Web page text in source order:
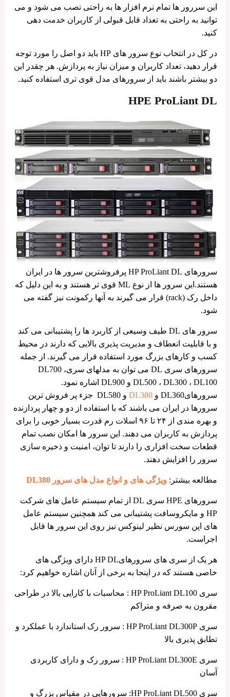
این سررور ها تمام نرم افزار ها به راحتی نصب می شود و می
توانید به راحتی به تعداد قابل قبولی از کاربران خدمت دهی
کنید.
در کل در انتخاب نوع سرور های HP باید دو اصل را مورد توجه
قرار دهید، تعداد کاربران و میزان نیاز به پردازش. هر چقدر این
دو بیشتر باشند باید از سرورهای مدل قوی تری استفاده کنید.
HPE ProLiant DL
سرورهای HP ProLiant DL پرفروشترین سرور ها در ایران
هستند.این سرور ها از نوع ML قوی تر هستند و به این دلیل که
داخل رک (rack) قرار می گیرند به آنها رکمونت نیز گفته می
شود.
سرور های DL طیف وسیعی از کاربرد ها را پشتیبانی می کند
و با قابلیت انعطاف و مدیریت پذیری بالایی که دارند در محیط
کسب و کارهای بزرگ مورد استفاده قرار می گیرند. از جمله
سرورهای سری DL می توان به مدلهای سریDL700 ،
DL500 ، DL300 ، DL100 و DL900 اشاره نمود.
سرورهایDL360 و
DL380
و DL580 جزء پر فروش ترین
سرورها در ایران می باشند که با استفاده از دو و چهار پردازنده
و بهره مندی از ۲۴ تا ۹۶ اسلات رم قدرت بسیار خوبی را برای
پردازش به کاربران می دهند. این سرور ها امکان نصب تمام
قطعات سخت افزاری را دارند تا توان، امنیت و ذخیره سازی
سرور را افزایش دهند.
مطالعه بیشتر: ویژگی های و انواع مدل های سرور DL380
سرورهای HPE سری DL از تمام سیستم عامل های شرکت
HP و مایکروسافت پشتیبانی می کند همچنین سیستم عامل
های اپن سورس نظیر لینوکس نیز روی این سرور ها قابل
اجراست.
هر یک از سری های سرورهایHP DL دارای ویژگی های
خاصی هستند که در اینجا به برخی از آنان اشاره خواهیم کرد:
سری HP ProLiant DL100 : محاسبات با کارایی بالا در طراحی
مقرون به صرفه و متراکم
سری HP ProLiant DL300P : سرور رک استاندارد با عملکرد و
تطابق پذیری بالا
سری HP ProLiant DL300E : سرور رک و دارای کاربردی
آسان
سری HP ProLiant DL500: سرورهایی در مقیاس بزرگ و